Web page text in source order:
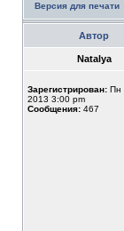
Версия для печати
Автор
Natalya
Зарегистрирован: Пн
2013 3:00 pm
Сообщения: 467